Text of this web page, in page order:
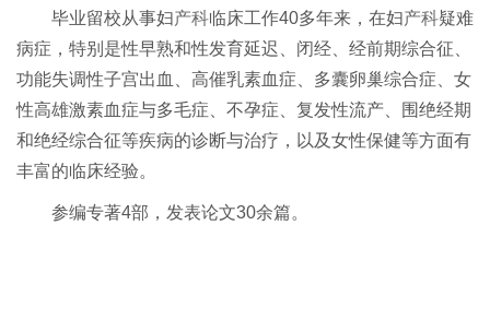
毕业留校从事妇产科临床工作40多年来，在妇产科疑难
病症，特别是性早熟和性发育延迟、闭经、经前期综合征、
功能失调性子宫出血、高催乳素血症、多囊卵巢综合症、女
性高雄激素血症与多毛症、不孕症、复发性流产、围绝经期
和绝经综合征等疾病的诊断与治疗，以及女性保健等方面有
丰富的临床经验。
参编专著4部，发表论文30余篇。